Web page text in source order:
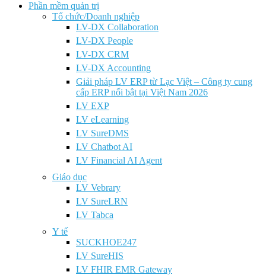
Phần mềm quản trị
Tổ chức/Doanh nghiệp
LV-DX Collaboration
LV-DX People
LV-DX CRM
LV-DX Accounting
Giải pháp LV ERP từ Lạc Việt – Công ty cung
cấp ERP nổi bật tại Việt Nam 2026
LV EXP
LV eLearning
LV SureDMS
LV Chatbot AI
LV Financial AI Agent
Giáo dục
LV Vebrary
LV SureLRN
LV Tabca
Y tế
SUCKHOE247
LV SureHIS
LV FHIR EMR Gateway